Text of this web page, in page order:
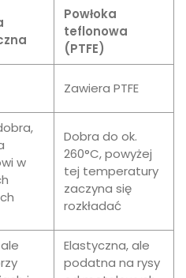
Powłoka
teflonowa
(PTFE)
Zawiera PTFE
w
Dobra do ok.
260°C, powyżej
tej temperatury
zaczyna się
rozkładać
Elastyczna, ale
podatna na rysy